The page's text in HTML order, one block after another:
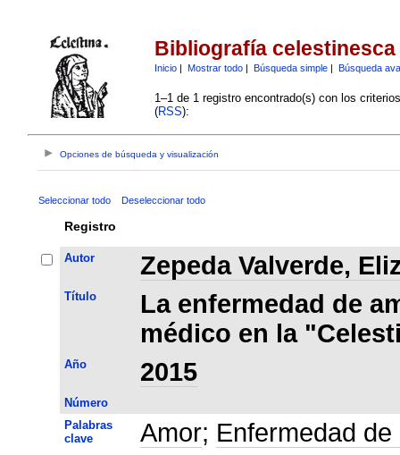
Bibliografía celestinesca
Inicio| Mostrar todo| Búsqueda simple| Búsqueda
1–1 de 1 registro encontrado(s) con los
(RSS):
Opciones de búsqueda y visualización
Seleccionar todo Deseleccionar todo
Registro
Autor Zepeda Valverde,
Título
La enfermedad de
médico en la
Año 2015
Número
Palabras
clave
Amor; Enfermedad de